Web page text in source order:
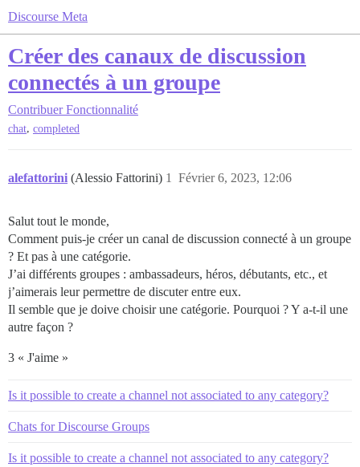
Discourse Meta
Créer des canaux de discussion
connectés à un groupe
Contribuer Fonctionnalité
chat, completed
alefattorini (Alessio Fattorini) Février 6, 2023, 12:06
1
Salut tout le monde,
Comment puis-je créer un canal de discussion connecté à un groupe
? Et pas à une catégorie.
J’ai différents groupes : ambassadeurs, héros, débutants, etc., et
j’aimerais leur permettre de discuter entre eux.
Il semble que je doive choisir une catégorie. Pourquoi ? Y a-t-il une
autre façon ?
3 « J'aime »
Is it possible to create a channel not associated to any category?
Chats for Discourse Groups
Is it possible to create a channel not associated to any category?